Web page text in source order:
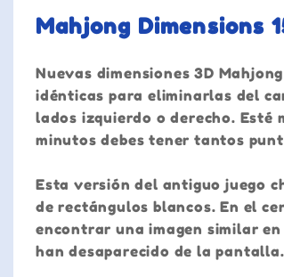
Mahjong Dimensions
Nuevas dimensiones 3D
idénticas para eliminarlas del
lados izquierdo o derecho. Esté
minutos debes tener tantos
Esta versión del antiguo juego
de rectángulos blancos. En el
encontrar una imagen similar
han desaparecido de la pantalla.